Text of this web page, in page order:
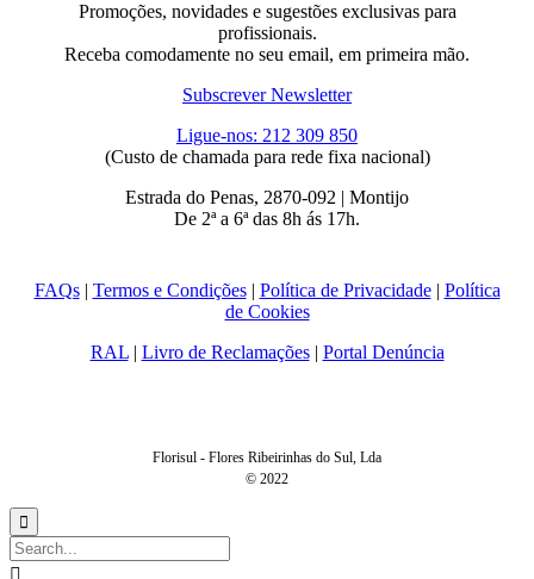
Promoções, novidades e sugestões exclusivas para
profissionais.
Receba comodamente no seu email, em primeira mão.
Subscrever Newsletter
Ligue-nos: 212 309 850
(Custo de chamada para rede fixa nacional)
Estrada do Penas, 2870-092 | Montijo
De 2ª a 6ª das 8h ás 17h.
FAQs| Termos e Condições| Política de Privacidade| Política
de Cookies
RAL| Livro de Reclamações| Portal Denúncia
Florisul - Flores Ribeirinhas do Sul, Lda
© 2022
